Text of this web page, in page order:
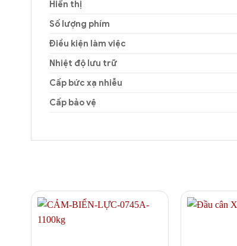
Hiển thị
Số lượng phím
Điều kiện làm việc
Nhiệt độ lưu trữ
Cấp bức xạ nhiễu
Cấp bảo vệ